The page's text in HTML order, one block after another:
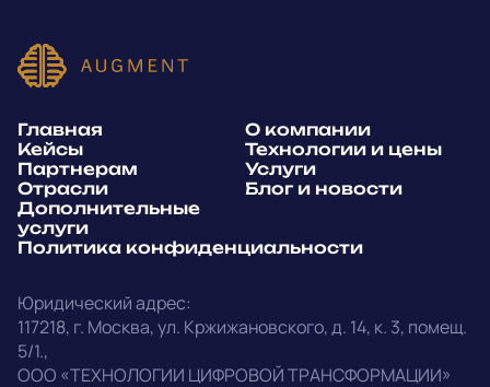
Написать в Telegram
outstaff@augment-tech.ru
Политика
конфиденциальности
Юридический адрес:
117218, г. Москва,ул. Кржижановского, д. 14, к. 3, помещ.
5/1.,
ООО «ТЕХНОЛОГИИ ЦИФРОВОЙ ТРАНСФОРМАЦИИ»
Главная
О компании
Кейсы
Технологии и цены
Партнерам
Услуги
Отрасли
Блог и новости
Дополнительные
услуги
Политика конфиденциальности
E-mail
Telegram
WhatsApp
E-mail
Позвонить
Напишите, какие специалисты, в каком количестве и как
срочно нужны на ваш проект
Прикрепить файл